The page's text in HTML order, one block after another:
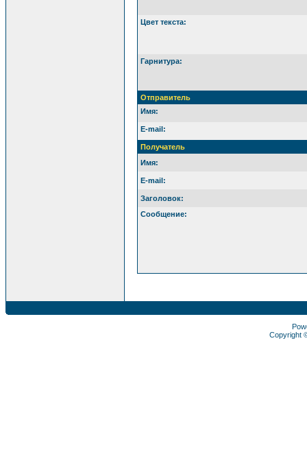
Цвет текста:
Гарнитура:
Отправитель
Имя:
E-mail:
Получатель
Имя:
E-mail:
Заголовок:
Сообщение:
Copyright